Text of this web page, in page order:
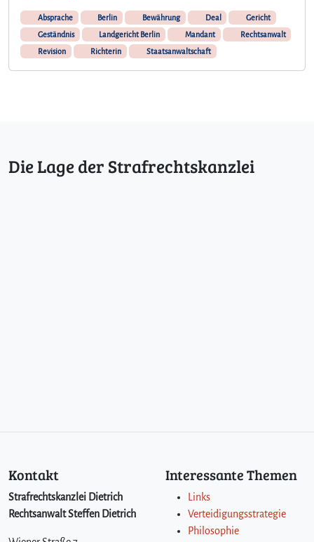
n
d
e
n
Absprache Berlin Bewährung Deal
Gericht
Geständnis
Landgericht Berlin Mandant
Rechtsanwalt
Revision
Richterin Staatsanwaltschaft
Die Lage der Strafrechtskanzlei
Kontakt
Strafrechtskanzlei Dietrich
Rechtsanwalt Steffen Dietrich
Interessante Themen
Links
Verteidigungsstrategie
Philosophie